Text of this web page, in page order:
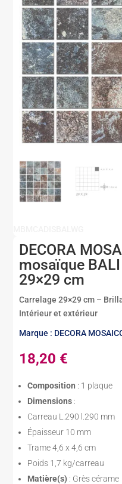
DECORA
mosaïque
29×29 cm
Carrelage 29×29 cm –
Intérieur et extérieur
Marque : DECORA
18,20 €
Composition : 1 plaque
Dimensions :
Carreau L.290 l.290 mm
Épaisseur 10 mm
Trame 4,6 x 4,6 cm
Poids 1,7 kg/carreau
Matière(s) : Grès cérame